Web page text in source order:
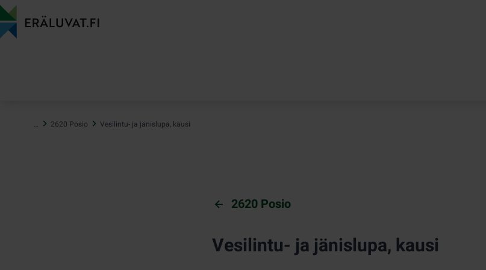
Hyppää
sisältöön
… 2620 Posio Vesilintu- ja jänislupa, kausi
2620 Posio
Vesilintu- ja jänislupa, kausi